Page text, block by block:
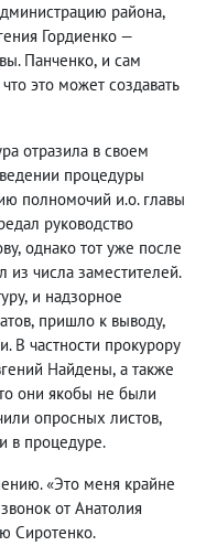
района,
Гордиенко —
Панченко, и сам
что это может создавать
отразила в своем
процедуры
полномочий и.о. главы
руководство
, однако тот уже после
из числа заместителей.
, и надзорное
, пришло к выводу,
В частности прокурору
Найдены, а также
они якобы не были
опросных листов,
в процедуре.
«Это меня крайне
от Анатолия
Сиротенко.